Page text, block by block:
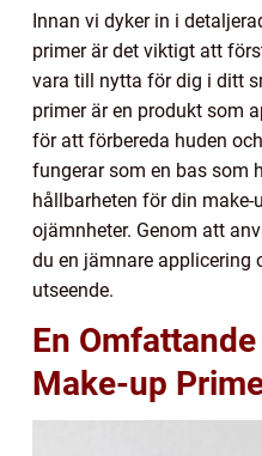
Innan vi dyker in i
primer är det viktigt att
vara till nytta för dig i ditt
primer är en produkt som
för att förbereda huden
fungerar som en bas som
hållbarheten för din
ojämnheter. Genom att
du en jämnare applicering
utseende.
En
Make-up